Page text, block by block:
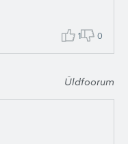
1 0
Üldfoorum